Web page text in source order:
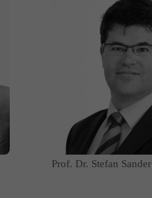
Prof. Dr. Stefan Sander